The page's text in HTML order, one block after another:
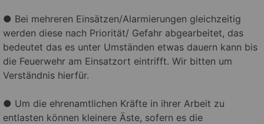
● Bei mehreren Einsätzen/Alarmierungen gleichzeitig
werden diese nach Priorität/ Gefahr abgearbeitet, das
bedeutet das es unter Umständen etwas dauern kann bis
die Feuerwehr am Einsatzort eintrifft. Wir bitten um
Verständnis hierfür.
● Um die ehrenamtlichen Kräfte in ihrer Arbeit zu
entlasten können kleinere Äste, sofern es die